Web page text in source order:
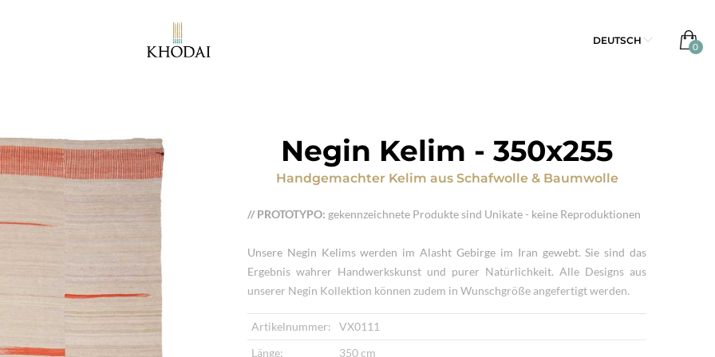
DEUTSCH
Negin Kelim - 350x255
Handgemachter Kelim aus Schafwolle & Baumwolle
// PROTOTYPO: gekennzeichnete Produkte sind Unikate - keine Reproduktionen
Unsere Negin Kelims werden im Alasht Gebirge im Iran gewebt. Sie sind das
Ergebnis wahrer Handwerkskunst und purer Natürlichkeit. Alle Designs aus
unserer Negin Kollektion können zudem in Wunschgröße angefertigt werden.
Artikelnummer:
VX0111
Länge:
350 cm